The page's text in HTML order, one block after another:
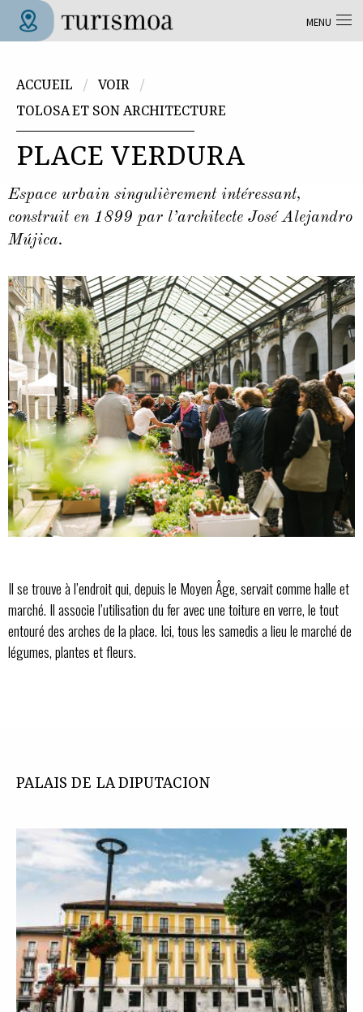
Aller au contenu principal
ACCUEIL
VOIR
TOLOSA ET SON ARCHITECTURE
PLACE VERDURA
Espace urbain singulièrement intéressant,
construit en 1899 par l’architecte José Alejandro
Mújica.
Il se trouve à l’endroit qui, depuis le Moyen Âge, servait comme halle et
marché. Il associe l’utilisation du fer avec une toiture en verre, le tout
entouré des arches de la place. Ici, tous les samedis a lieu le marché de
légumes, plantes et fleurs.
PALAIS DE LA DIPUTACION
MENU